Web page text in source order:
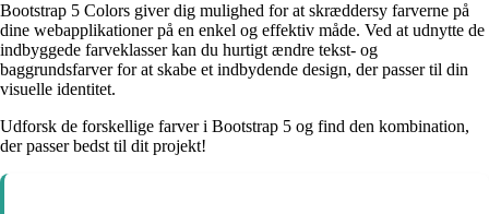
Bootstrap 5 Colors giver dig mulighed for at skræddersy farverne på
dine webapplikationer på en enkel og effektiv måde. Ved at udnytte de
indbyggede farveklasser kan du hurtigt ændre tekst- og
baggrundsfarver for at skabe et indbydende design, der passer til din
visuelle identitet.
Udforsk de forskellige farver i Bootstrap 5 og find den kombination,
der passer bedst til dit projekt!